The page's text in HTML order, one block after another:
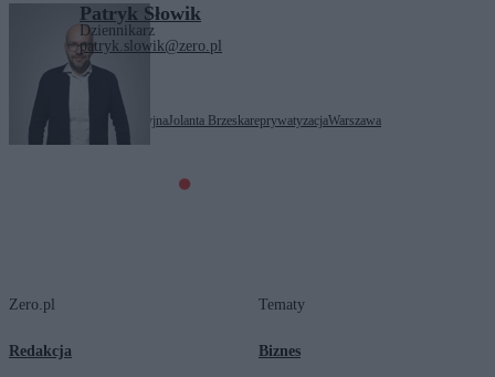
Patryk Słowik
Dziennikarz
patryk.slowik@zero.pl
Tagi:afera reprywatyzacyjnaJolanta BrzeskareprywatyzacjaWarszawa
Zero.pl
Redakcja
Tematy
Biznes